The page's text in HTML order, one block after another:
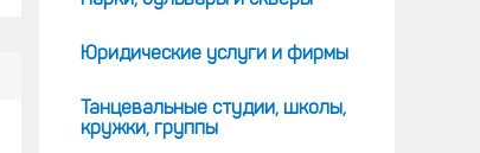
Юридические услуги и фирмы
Танцевальные студии, школы,
кружки, группы